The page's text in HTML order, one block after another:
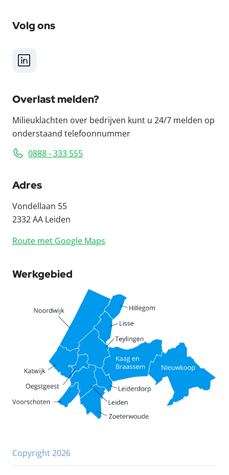
Volg ons
LinkedIn
Overlast melden?
Milieuklachten over bedrijven kunt u 24/7 melden op
onderstaand telefoonnummer
0888 - 333 555
Adres
Vondellaan 55
2332 AA Leiden
Route met Google Maps
Werkgebied
Copyright 2026